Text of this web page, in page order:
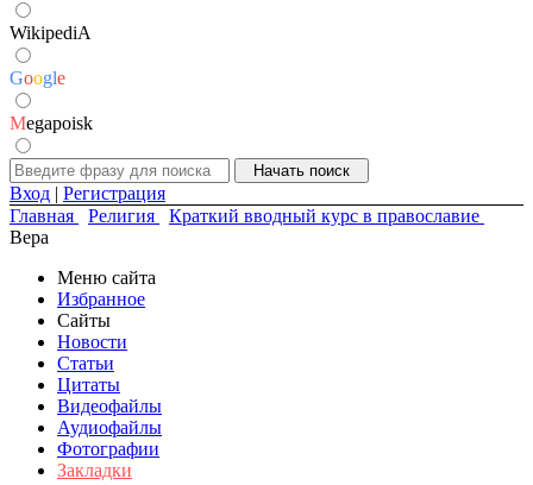
WikipediA
Google
Megapoisk
Вход | Регистрация
Главная
Религия
Краткий вводный курс в православие
Вера
Меню сайта
Избранное
Сайты
Новости
Статьи
Цитаты
Видеофайлы
Аудиофайлы
Фотографии
Закладки